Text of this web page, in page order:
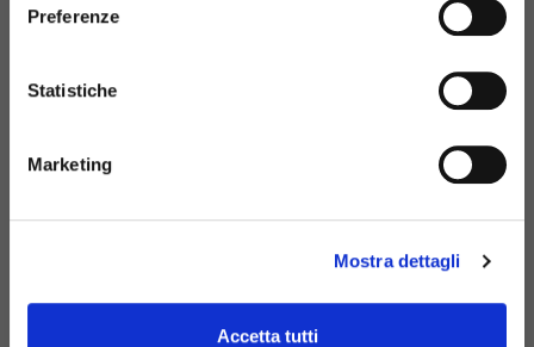
Preferenze
Statistiche
Marketing
Mostra dettagli
Accetta tutti
+39 081 506 2506
PIGNATARO MAGGIORE (CE)